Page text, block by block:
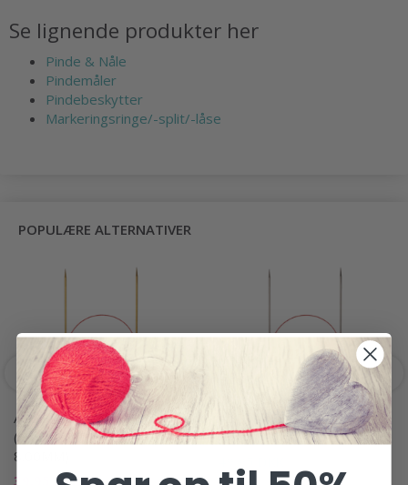
Se lignende produkter her
Pinde & Nåle
Pindemåler
Pindebeskytter
Markeringsringe/-split/-låse
POPULÆRE ALTERNATIVER
ADDI LACE RUNDPINDE
(FASTE) 40 CM (2.00-
8.00MM)
39,95 DKK 49,95 DKK
ADDI LACE RUNDPINDE 60
(FASTE) CM (2.00-8.00 MM)